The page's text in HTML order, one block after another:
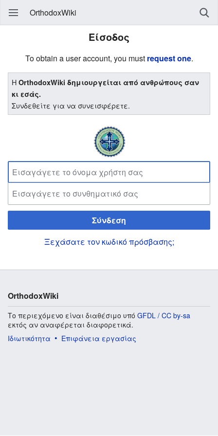
OrthodoxWiki
Είσοδος
To obtain a user account, you must request one.
ΗOrthodoxWiki δημιουργείται από ανθρώπους σαν
κι εσάς.
Συνδεθείτε για να συνεισφέρετε.
Σύνδεση
Ξεχάσατε τον κωδικό πρόσβασης;
OrthodoxWiki
Το περιεχόμενο είναι διαθέσιμο υπό GFDL / CC by-sa
εκτός αν αναφέρεται διαφορετικά.
Ιδιωτικότητα
Επιφάνεια εργασίας